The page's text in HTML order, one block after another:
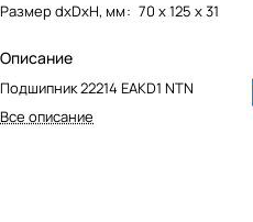
Размер dxDxH, мм: 70 х 125 х 31
Описание
Подшипник 22214 EAKD1 NTN
Все описание